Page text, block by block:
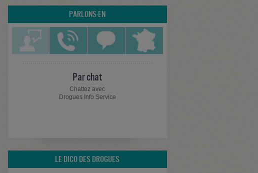
PARLONS-EN
Par chat
Chattez avec
Drogues Info Service
LE DICO DES DROGUES